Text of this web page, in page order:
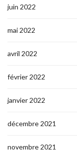
juin 2022
mai 2022
avril 2022
février 2022
janvier 2022
décembre 2021
novembre 2021